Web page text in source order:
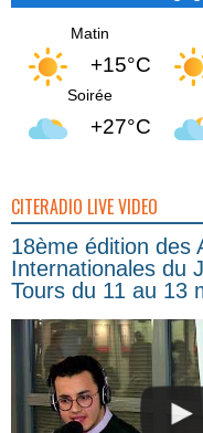
Matin
+15°C
Soirée
+27°C
CITERADIO LIVE VIDEO
18ème édition des
Internationales du
Tours du 11 au 13